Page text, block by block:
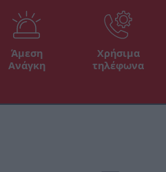
Άμεση
Ανάγκη
Χρήσιμα
τηλέφωνα